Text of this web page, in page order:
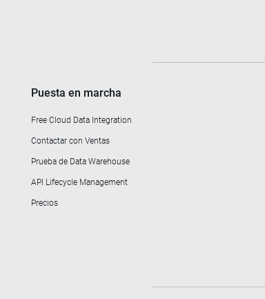
Puesta en marcha
Free Cloud Data Integration
Contactar con Ventas
Prueba de Data Warehouse
API Lifecycle Management
Precios